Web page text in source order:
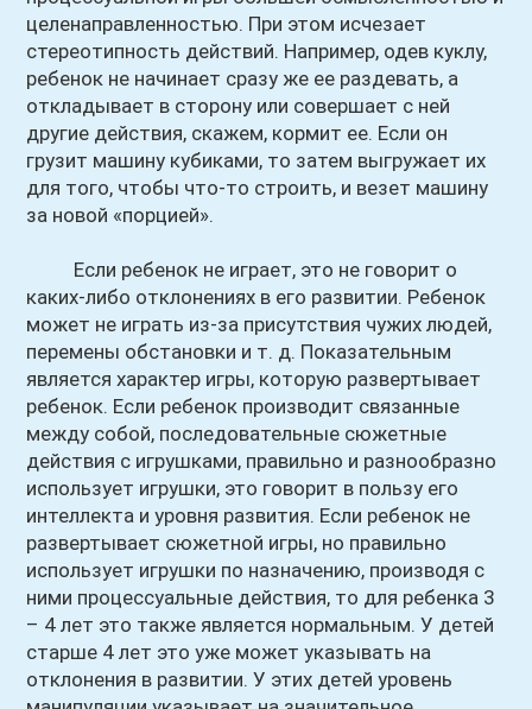
целенаправленностью. При этом исчезает
стереотипность действий. Например, одев куклу,
ребенок не начинает сразу же ее раздевать, а
откладывает в сторону или совершает с ней
другие действия, скажем, кормит ее. Если он
грузит машину кубиками, то затем выгружает их
для того, чтобы что-то строить, и везет машину
за новой «порцией».
Если ребенок не играет, это не говорит о
каких-либо отклонениях в его развитии. Ребенок
может не играть из-за присутствия чужих людей,
перемены обстановки и т. д. Показательным
является характер игры, которую развертывает
ребенок. Если ребенок производит связанные
между собой, последовательные сюжетные
действия с игрушками, правильно и разнообразно
использует игрушки, это говорит в пользу его
интеллекта и уровня развития. Если ребенок не
развертывает сюжетной игры, но правильно
использует игрушки по назначению, производя с
ними процессуальные действия, то для ребенка 3
– 4 лет это также является нормальным. У детей
старше 4 лет это уже может указывать на
отклонения в развитии. У этих детей уровень